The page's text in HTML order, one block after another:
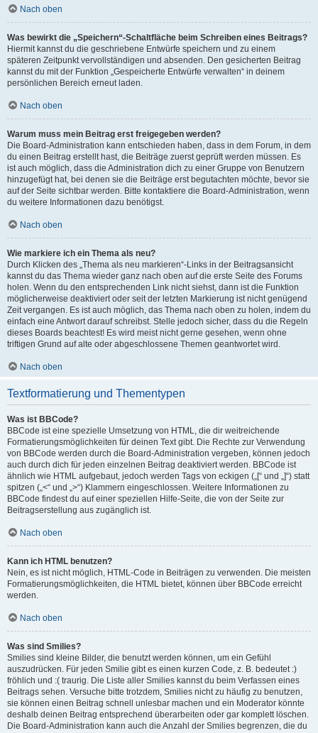
Nach oben
Was bewirkt die „Speichern“-Schaltfläche beim Schreiben eines Beitrags?
Hiermit kannst du die geschriebene Entwürfe speichern und zu einem
späteren Zeitpunkt vervollständigen und absenden. Den gesicherten Beitrag
kannst du mit der Funktion „Gespeicherte Entwürfe verwalten“ in deinem
persönlichen Bereich erneut laden.
Nach oben
Warum muss mein Beitrag erst freigegeben werden?
Die Board-Administration kann entschieden haben, dass in dem Forum, in dem
du einen Beitrag erstellt hast, die Beiträge zuerst geprüft werden müssen. Es
ist auch möglich, dass die Administration dich zu einer Gruppe von Benutzern
hinzugefügt hat, bei denen sie die Beiträge erst begutachten möchte, bevor sie
auf der Seite sichtbar werden. Bitte kontaktiere die Board-Administration, wenn
du weitere Informationen dazu benötigst.
Nach oben
Wie markiere ich ein Thema als neu?
Durch Klicken des „Thema als neu markieren“-Links in der Beitragsansicht
kannst du das Thema wieder ganz nach oben auf die erste Seite des Forums
holen. Wenn du den entsprechenden Link nicht siehst, dann ist die Funktion
möglicherweise deaktiviert oder seit der letzten Markierung ist nicht genügend
Zeit vergangen. Es ist auch möglich, das Thema nach oben zu holen, indem du
einfach eine Antwort darauf schreibst. Stelle jedoch sicher, dass du die Regeln
dieses Boards beachtest! Es wird meist nicht gerne gesehen, wenn ohne
triftigen Grund auf alte oder abgeschlossene Themen geantwortet wird.
Nach oben
Textformatierung und Thementypen
Was ist BBCode?
BBCode ist eine spezielle Umsetzung von HTML, die dir weitreichende
Formatierungsmöglichkeiten für deinen Text gibt. Die Rechte zur Verwendung
von BBCode werden durch die Board-Administration vergeben, können jedoch
auch durch dich für jeden einzelnen Beitrag deaktiviert werden. BBCode ist
ähnlich wie HTML aufgebaut, jedoch werden Tags von eckigen („[“ und „]“) statt
spitzen („<“ und „>“) Klammern eingeschlossen. Weitere Informationen zu
BBCode findest du auf einer speziellen Hilfe-Seite, die von der Seite zur
Beitragserstellung aus zugänglich ist.
Nach oben
Kann ich HTML benutzen?
Nein, es ist nicht möglich, HTML-Code in Beiträgen zu verwenden. Die meisten
Formatierungsmöglichkeiten, die HTML bietet, können über BBCode erreicht
werden.
Nach oben
Was sind Smilies?
Smilies sind kleine Bilder, die benutzt werden können, um ein Gefühl
auszudrücken. Für jeden Smilie gibt es einen kurzen Code, z. B. bedeutet :)
fröhlich und :( traurig. Die Liste aller Smilies kannst du beim Verfassen eines
Beitrags sehen. Versuche bitte trotzdem, Smilies nicht zu häufig zu benutzen,
sie können einen Beitrag schnell unlesbar machen und ein Moderator könnte
deshalb deinen Beitrag entsprechend überarbeiten oder gar komplett löschen.
Die Board-Administration kann auch die Anzahl der Smilies begrenzen, die du